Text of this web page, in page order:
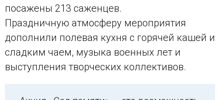
посажены 213 саженцев.
Праздничную атмосферу мероприятия
дополнили полевая кухня с горячей кашей и
сладким чаем, музыка военных лет и
выступления творческих коллективов.